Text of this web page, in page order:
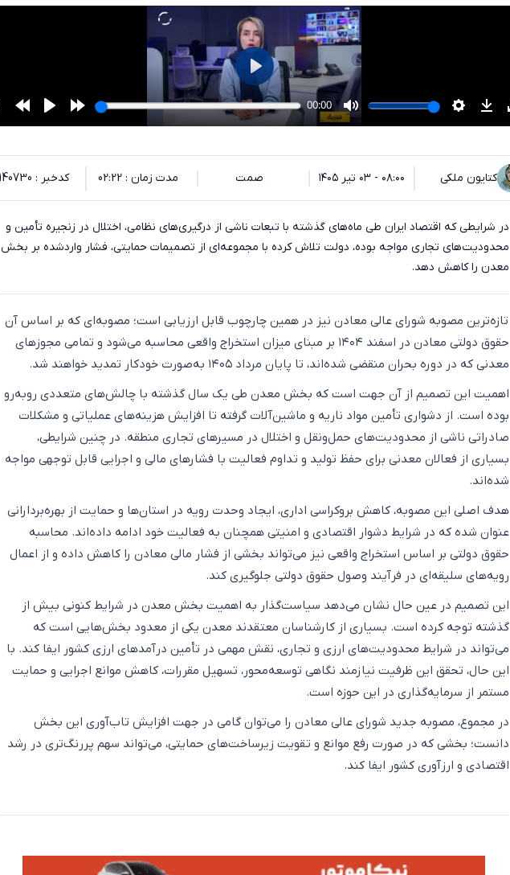
کتایون ملکی ۰۸:۰۰ - ۰۳ تیر ۱۴۰۵ صمت مدت زمان : 02:22 کدخبر : 140730
در شرایطی که اقتصاد ایران طی ماه‌های گذشته با تبعات ناشی از درگیری‌های نظامی، اختلال در زنجیره تأمین و
محدودیت‌های تجاری مواجه بوده، دولت تلاش کرده با مجموعه‌ای از تصمیمات حمایتی، فشار واردشده بر بخش
معدن را کاهش دهد.
تازه‌ترین مصوبه شورای عالی معادن نیز در همین چارچوب قابل ارزیابی است؛ مصوبه‌ای که بر اساس آن
حقوق دولتی معادن در اسفند ۱۴۰۴ بر مبنای میزان استخراج واقعی محاسبه می‌شود و تمامی مجوزهای
معدنی که در دوره بحران منقضی شده‌اند، تا پایان مرداد ۱۴۰۵ به‌صورت خودکار تمدید خواهند شد.
اهمیت این تصمیم از آن جهت است که بخش معدن طی یک سال گذشته با چالش‌های متعددی روبه‌رو
بوده است. از دشواری تأمین مواد ناریه و ماشین‌آلات گرفته تا افزایش هزینه‌های عملیاتی و مشکلات
صادراتی ناشی از محدودیت‌های حمل‌ونقل و اختلال در مسیرهای تجاری منطقه. در چنین شرایطی،
بسیاری از فعالان معدنی برای حفظ تولید و تداوم فعالیت با فشارهای مالی و اجرایی قابل توجهی مواجه
شده‌اند.
هدف اصلی این مصوبه، کاهش بروکراسی اداری، ایجاد وحدت رویه در استان‌ها و حمایت از بهره‌بردارانی
عنوان شده که در شرایط دشوار اقتصادی و امنیتی همچنان به فعالیت خود ادامه داده‌اند. محاسبه
حقوق دولتی بر اساس استخراج واقعی نیز می‌تواند بخشی از فشار مالی معادن را کاهش داده و از اعمال
رویه‌های سلیقه‌ای در فرآیند وصول حقوق دولتی جلوگیری کند.
این تصمیم در عین حال نشان می‌دهد سیاست‌گذار به اهمیت بخش معدن در شرایط کنونی بیش از
گذشته توجه کرده است. بسیاری از کارشناسان معتقدند معدن یکی از معدود بخش‌هایی است که
می‌تواند در شرایط محدودیت‌های ارزی و تجاری، نقش مهمی در تأمین درآمدهای ارزی کشور ایفا کند. با
این حال، تحقق این ظرفیت نیازمند نگاهی توسعه‌محور، تسهیل مقررات، کاهش موانع اجرایی و حمایت
مستمر از سرمایه‌گذاری در این حوزه است.
در مجموع، مصوبه جدید شورای عالی معادن را می‌توان گامی در جهت افزایش تاب‌آوری این بخش
دانست؛ بخشی که در صورت رفع موانع و تقویت زیرساخت‌های حمایتی، می‌تواند سهم پررنگ‌تری در رشد
اقتصادی و ارزآوری کشور ایفا کند.